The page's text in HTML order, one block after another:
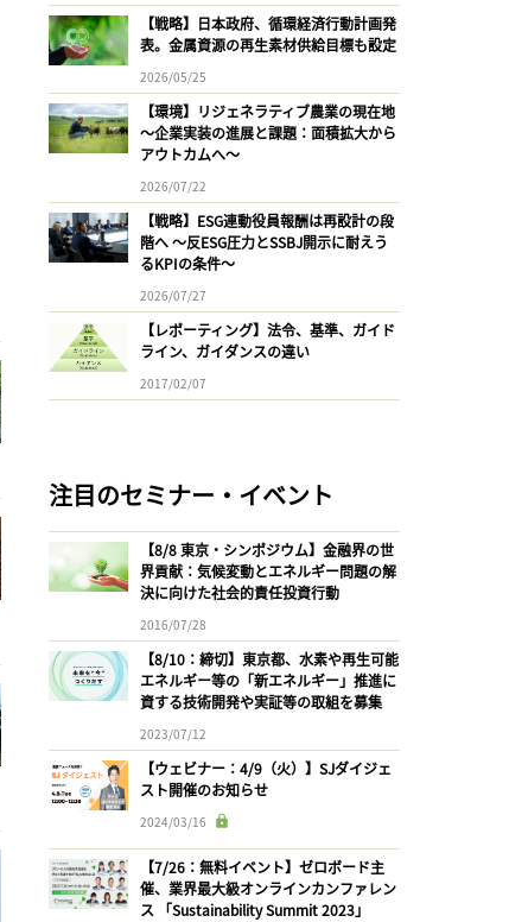
【戦略】日本政府、循環経済行動計画発
表。金属資源の再生素材供給目標も設定
2026/05/25
【環境】リジェネラティブ農業の現在地
〜企業実装の進展と課題：面積拡大から
アウトカムへ〜
2026/07/22
【戦略】ESG連動役員報酬は再設計の段
階へ 〜反ESG圧力とSSBJ開示に耐えう
るKPIの条件〜
2026/07/27
【レポーティング】法令、基準、ガイド
ライン、ガイダンスの違い
2017/02/07
注目のセミナー・イベント
【8/8 東京・シンポジウム】金融界の世
界貢献：気候変動とエネルギー問題の解
決に向けた社会的責任投資行動
2016/07/28
【8/10：締切】東京都、水素や再生可能
エネルギー等の「新エネルギー」推進に
資する技術開発や実証等の取組を募集
2023/07/12
【ウェビナー：4/9（火）】SJダイジェ
スト開催のお知らせ
2024/03/16
【7/26：無料イベント】ゼロボード主
催、業界最大級オンラインカンファレン
ス 「Sustainability Summit 2023」